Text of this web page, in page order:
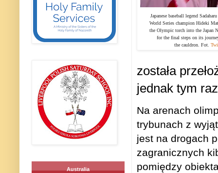
Japanese baseball legend
World Series champion Hideki
the Olympic torch into the Japan
for the final steps on its
the cauldron. Fot.
została
jednak tym
Na arenach
trybunach z
jest na drogach
zagranicznych
pomiędzy
Australia